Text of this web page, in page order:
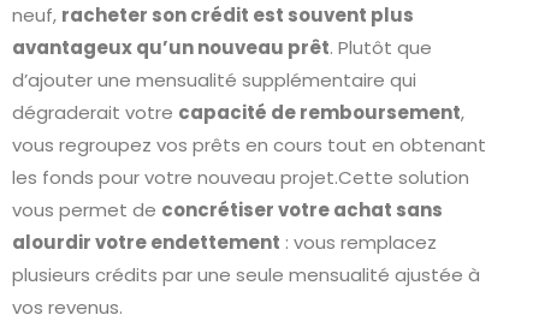
neuf, racheter son crédit est souvent plus
avantageux qu’un nouveau prêt. Plutôt que
d’ajouter une mensualité supplémentaire qui
dégraderait votre capacité de remboursement,
vous regroupez vos prêts en cours tout en obtenant
les fonds pour votre nouveau projet.Cette solution
vous permet de concrétiser votre achat sans
alourdir votre endettement : vous remplacez
plusieurs crédits par une seule mensualité ajustée à
vos revenus.